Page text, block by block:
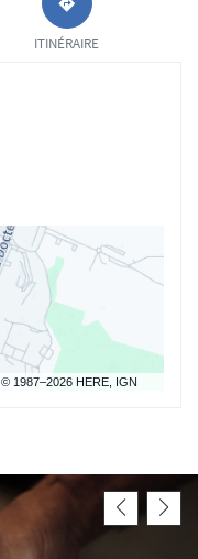
ITINÉRAIRE
JUSQU'AU
POINT
DE
© 1987–2026 HERE, IGN